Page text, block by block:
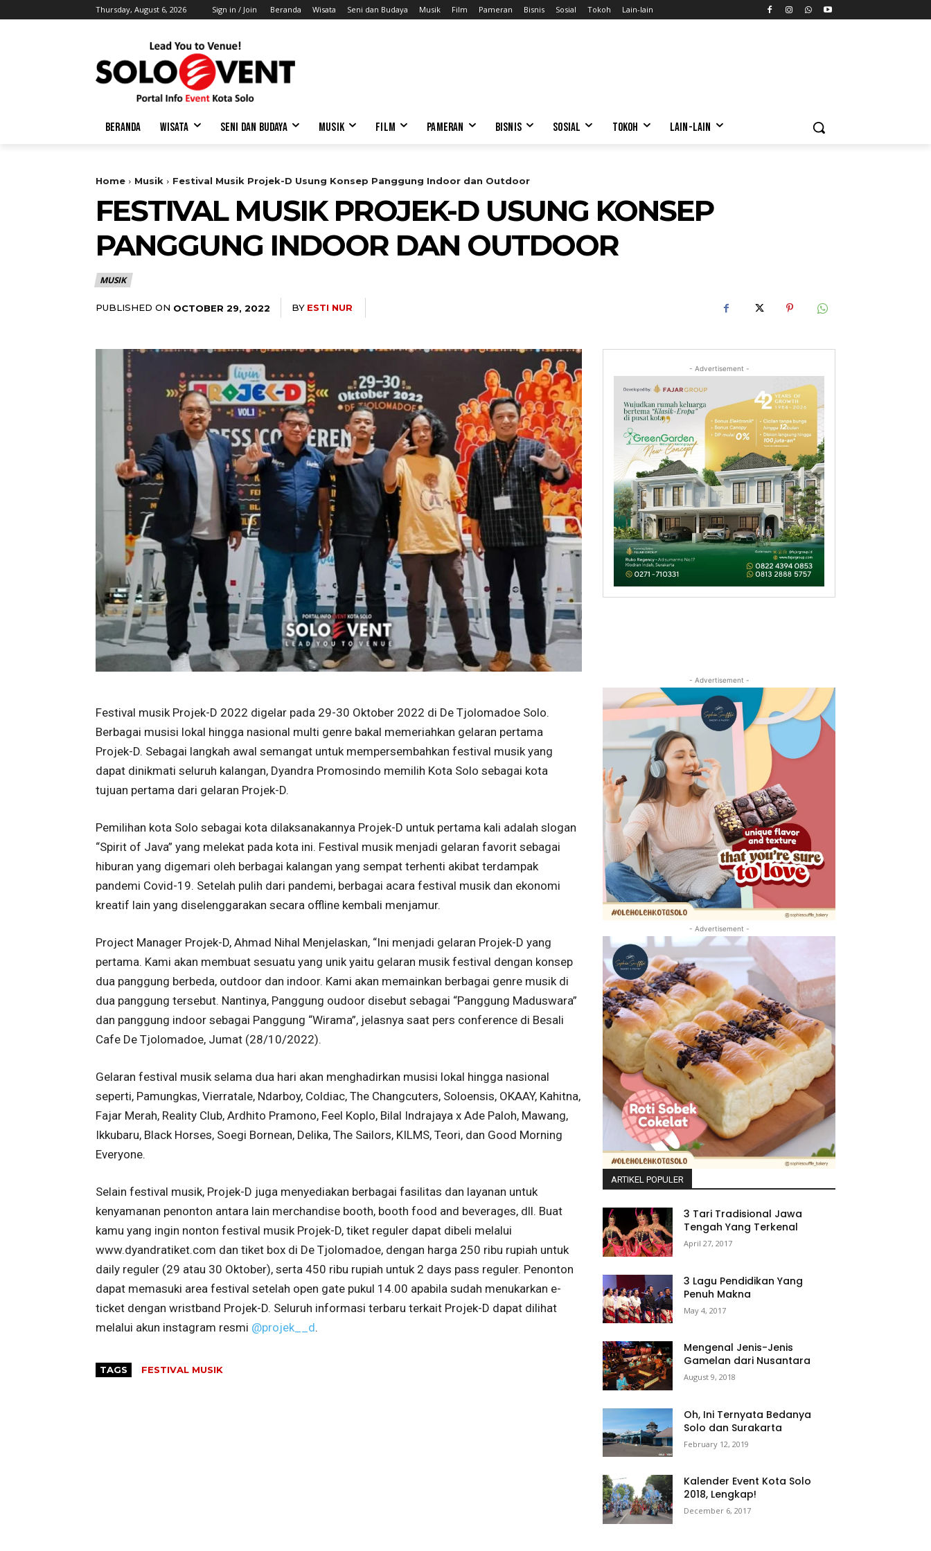
Thursday, August 6, 2026 Sign in / Join Beranda Wisata Seni dan Budaya Musik Film Pameran Bisnis Sosial Tokoh Lain-lain
BERANDA WISATA SENI DAN BUDAYA MUSIK FILM PAMERAN BISNIS SOSIAL TOKOH LAIN-LAIN
Home Musik Festival Musik Projek-D Usung Konsep Panggung Indoor dan Outdoor
FESTIVAL MUSIK PROJEK-D USUNG KONSEP
PANGGUNG INDOOR DAN OUTDOOR
MUSIK
PUBLISHED ON OCTOBER 29, 2022 BY ESTI NUR
- Advertisement -
Festival musik Projek-D 2022 digelar pada 29-30 Oktober 2022 di De Tjolomadoe Solo.
Berbagai musisi lokal hingga nasional multi genre bakal memeriahkan gelaran pertama
Projek-D. Sebagai langkah awal semangat untuk mempersembahkan festival musik yang
dapat dinikmati seluruh kalangan, Dyandra Promosindo memilih Kota Solo sebagai kota
tujuan pertama dari gelaran Projek-D.
Pemilihan kota Solo sebagai kota dilaksanakannya Projek-D untuk pertama kali adalah slogan
“Spirit of Java” yang melekat pada kota ini. Festival musik menjadi gelaran favorit sebagai
hiburan yang digemari oleh berbagai kalangan yang sempat terhenti akibat terdampak
pandemi Covid-19. Setelah pulih dari pandemi, berbagai acara festival musik dan ekonomi
kreatif lain yang diselenggarakan secara offline kembali menjamur.
Project Manager Projek-D, Ahmad Nihal Menjelaskan, “Ini menjadi gelaran Projek-D yang
pertama. Kami akan membuat sesuatu yang unik yaitu gelaran musik festival dengan konsep
dua panggung berbeda, outdoor dan indoor. Kami akan memainkan berbagai genre musik di
dua panggung tersebut. Nantinya, Panggung oudoor disebut sebagai “Panggung Maduswara”
dan panggung indoor sebagai Panggung “Wirama”, jelasnya saat pers conference di Besali
Cafe De Tjolomadoe, Jumat (28/10/2022).
Gelaran festival musik selama dua hari akan menghadirkan musisi lokal hingga nasional
seperti, Pamungkas, Vierratale, Ndarboy, Coldiac, The Changcuters, Soloensis, OKAAY, Kahitna,
Fajar Merah, Reality Club, Ardhito Pramono, Feel Koplo, Bilal Indrajaya x Ade Paloh, Mawang,
Ikkubaru, Black Horses, Soegi Bornean, Delika, The Sailors, KILMS, Teori, dan Good Morning
Everyone.
Selain festival musik, Projek-D juga menyediakan berbagai fasilitas dan layanan untuk
kenyamanan penonton antara lain merchandise booth, booth food and beverages, dll. Buat
kamu yang ingin nonton festival musik Projek-D, tiket reguler dapat dibeli melalui
www.dyandratiket.com dan tiket box di De Tjolomadoe, dengan harga 250 ribu rupiah untuk
daily reguler (29 atau 30 Oktober), serta 450 ribu rupiah untuk 2 days pass reguler. Penonton
dapat memasuki area festival setelah open gate pukul 14.00 apabila sudah menukarkan e-
ticket dengan wristband Projek-D. Seluruh informasi terbaru terkait Projek-D dapat dilihat
melalui akun instagram resmi @projek__d.
TAGS FESTIVAL MUSIK
- Advertisement -
- Advertisement -
ARTIKEL POPULER
3 Tari Tradisional Jawa
Tengah Yang Terkenal
April 27, 2017
3 Lagu Pendidikan Yang
Penuh Makna
May 4, 2017
Mengenal Jenis-Jenis
Gamelan dari Nusantara
August 9, 2018
Oh, Ini Ternyata Bedanya
Solo dan Surakarta
February 12, 2019
Kalender Event Kota Solo
2018, Lengkap!
December 6, 2017